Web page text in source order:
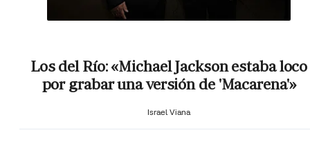
Los del Río: «Michael Jackson estaba loco
por grabar una versión de 'Macarena'»
Israel Viana